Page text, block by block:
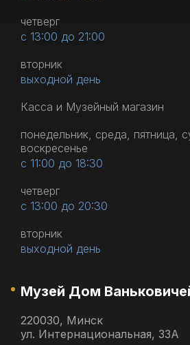
четверг
с 13:00 до 21:00
вторник
выходной день
Касса и Музейный магазин
понедельник, среда, пятница,
воскресенье
с 11:00 до 18:30
четверг
с 13:00 до 20:30
вторник
выходной день
Музей Дом
220030, Минск
ул. Интернациональная, 33А